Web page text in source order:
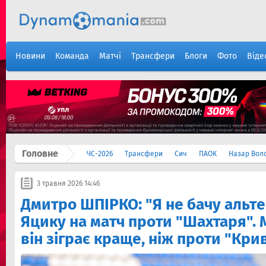
Новини Команда Матчі Трансфери Блоги Фото
Головне ЧС-2026 Трансфери Сич ПАОК Назар
3 травня 2026 14:46
Дмитро ШПІРКО: "Я не бачу
Яцику на матч проти "Шахтаря".
він зіграє краще, ніж проти